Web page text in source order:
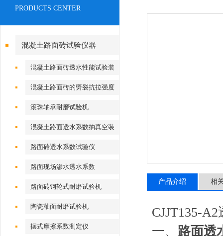
PRODUCTS CENTER
混凝土路面砖试验仪器
混凝土路面砖透水性能试验装
置
混凝土路面砖的劈裂抗拉强度
试验装置（夹具）
滚珠轴承耐磨试验机
混凝土路面透水系数抽真空装
路面砖透水系数试验仪
路面现场渗水透水系数
路面砖钢轮式耐磨试验机
陶瓷釉面耐磨试验机
摆式摩擦系数测定仪
产品介绍 相
CJJT135-A2
一、 路面透